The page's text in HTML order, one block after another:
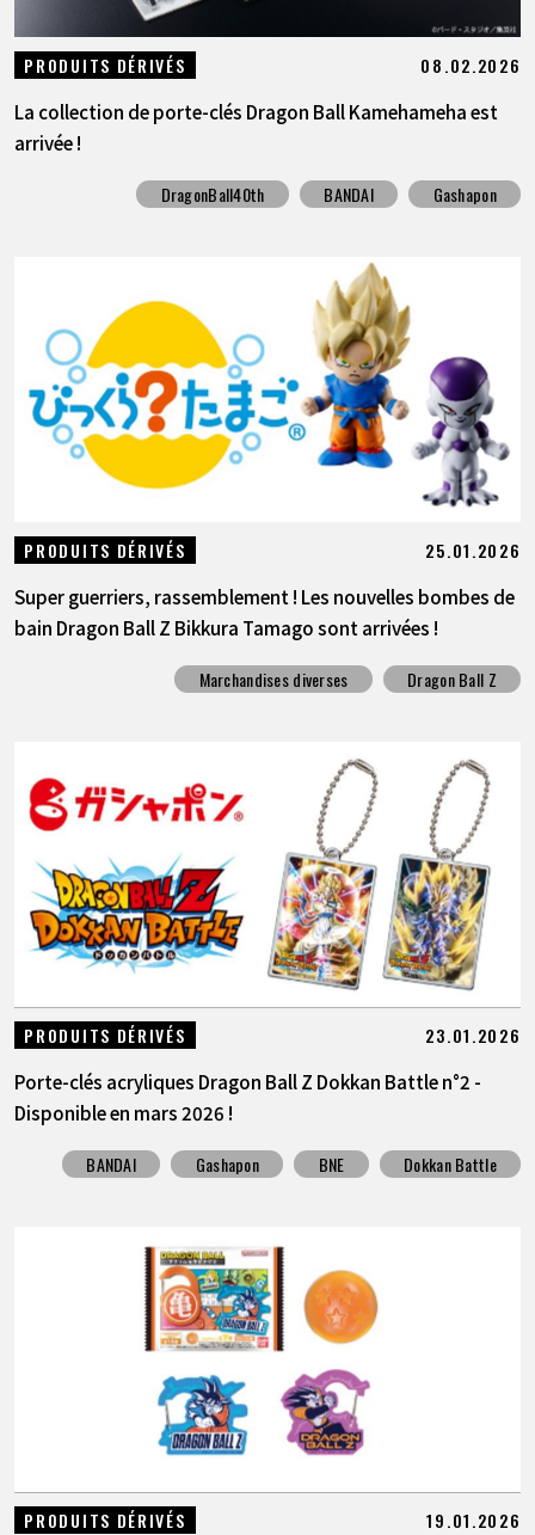
PRODUITS DÉRIVÉS 08.02.2026
La collection de porte-clés Dragon Ball Kamehameha est
arrivée !
DragonBall40th BANDAI Gashapon
PRODUITS DÉRIVÉS 25.01.2026
Super guerriers, rassemblement ! Les nouvelles bombes de
bain Dragon Ball Z Bikkura Tamago sont arrivées !
Marchandises diverses Dragon Ball Z
PRODUITS DÉRIVÉS 23.01.2026
Porte-clés acryliques Dragon Ball Z Dokkan Battle n°2 -
Disponible en mars 2026 !
BANDAI Gashapon BNE Dokkan Battle
PRODUITS DÉRIVÉS 19.01.2026